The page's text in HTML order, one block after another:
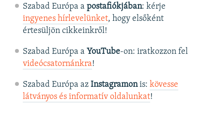
Szabad Európa a postafiókjában: kérje
ingyenes hírlevelünket, hogy elsőként
értesüljön cikkeinkről!
Szabad Európa a YouTube-on: iratkozzon fel
videócsatornánkra!
Szabad Európa az Instagramonis: kövesse
látványos és informatív oldalunkat! ​